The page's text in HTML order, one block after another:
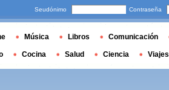
Seudónimo Contraseña
Música Libros Comunicación
Cocina Salud Ciencia Viajes